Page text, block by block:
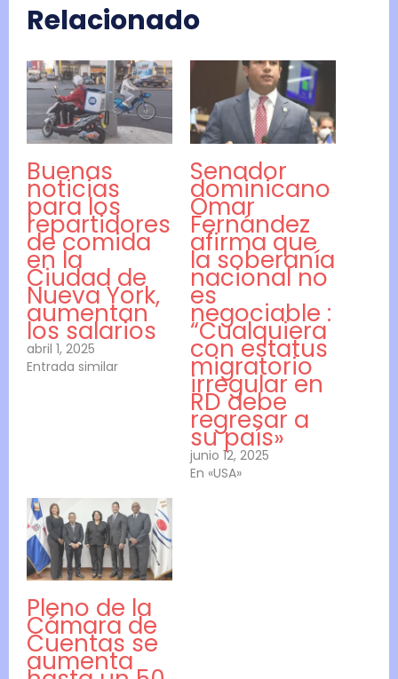
Relacionado
Buenas
noticias
para los
repartidores
de comida
en la
Ciudad de
Nueva York,
aumentan
los salarios
abril 1, 2025
Entrada similar
Senador
dominicano
Omar
Fernández
afirma que
la soberanía
nacional no
es
negociable :
“Cualquiera
con estatus
migratorio
irregular en
RD debe
regresar a
su país»
junio 12, 2025
En «USA»
Pleno de la
Cámara de
Cuentas se
aumenta